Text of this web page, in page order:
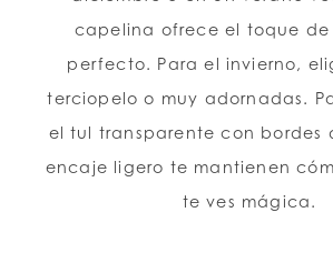
capelina ofrece el toque de
perfecto. Para el invierno,
terciopelo o muy adornadas.
el tul transparente con bordes
encaje ligero te mantienen
te ves mágica.